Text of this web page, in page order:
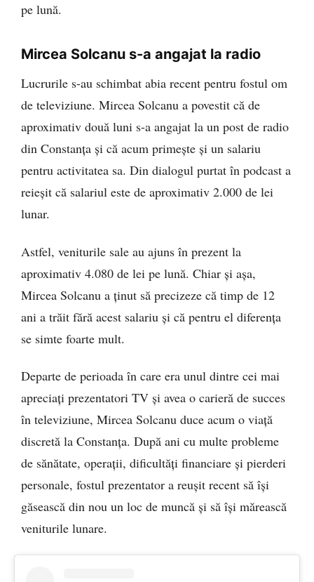
pe lună.
Mircea Solcanu s-a angajat la radio
Lucrurile s-au schimbat abia recent pentru fostul om
de televiziune. Mircea Solcanu a povestit că de
aproximativ două luni s-a angajat la un post de radio
din Constanța și că acum primește și un salariu
pentru activitatea sa. Din dialogul purtat în podcast a
reieșit că salariul este de aproximativ 2.000 de lei
lunar.
Astfel, veniturile sale au ajuns în prezent la
aproximativ 4.080 de lei pe lună. Chiar și așa,
Mircea Solcanu a ținut să precizeze că timp de 12
ani a trăit fără acest salariu și că pentru el diferența
se simte foarte mult.
Departe de perioada în care era unul dintre cei mai
apreciați prezentatori TV și avea o carieră de succes
în televiziune, Mircea Solcanu duce acum o viață
discretă la Constanța. După ani cu multe probleme
de sănătate, operații, dificultăți financiare și pierderi
personale, fostul prezentator a reușit recent să își
găsească din nou un loc de muncă și să își mărească
veniturile lunare.